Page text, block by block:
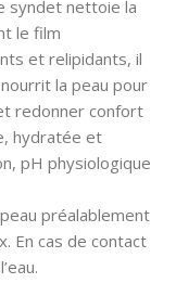
syndet nettoie la
le film
et relipidants, il
la peau pour
redonner confort
hydratée et
pH physiologique
préalablement
En cas de contact